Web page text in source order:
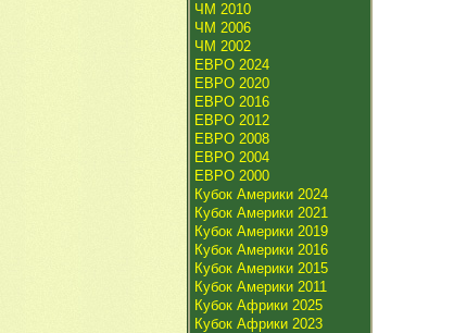
ЧМ 2010
ЧМ 2006
ЧМ 2002
ЕВРО 2024
ЕВРО 2020
ЕВРО 2016
ЕВРО 2012
ЕВРО 2008
ЕВРО 2004
ЕВРО 2000
Кубок Америки 2024
Кубок Америки 2021
Кубок Америки 2019
Кубок Америки 2016
Кубок Америки 2015
Кубок Америки 2011
Кубок Африки 2025
Кубок Африки 2023